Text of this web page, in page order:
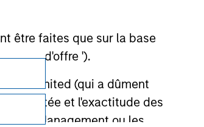
être faites que sur la base
d'offre ').
Limited (qui a dûment
la portée et l'exactitude des
Management ou les